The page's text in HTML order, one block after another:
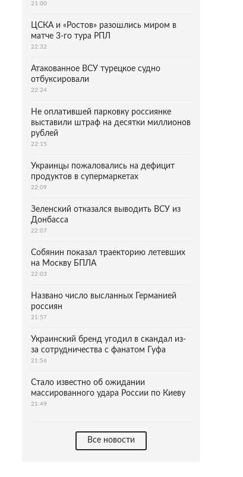
21:00
ЦСКА и «Ростов» разошлись миром в
матче 3-го тура РПЛ
22:32
Атакованное ВСУ турецкое судно
отбуксировали
22:24
Не оплатившей парковку россиянке
выставили штраф на десятки миллионов
рублей
22:15
Украинцы пожаловались на дефицит
продуктов в супермаркетах
22:09
Зеленский отказался выводить ВСУ из
Донбасса
22:07
Собянин показал траекторию летевших
на Москву БПЛА
22:03
Названо число высланных Германией
россиян
21:57
Украинский бренд угодил в скандал из-
за сотрудничества с фанатом Гуфа
21:56
Стало известно об ожидании
массированного удара России по Киеву
21:49
Все новости